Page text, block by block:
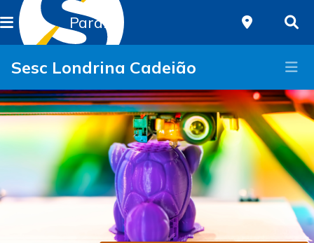
Paraná
Sesc Londrina Cadeião